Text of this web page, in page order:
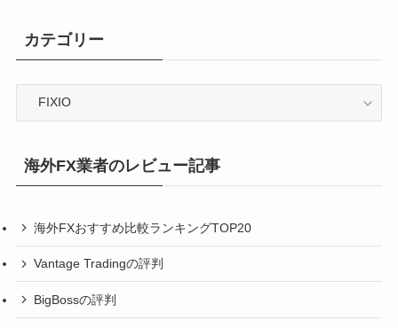
カテゴリー
ー海外FX業者のレビュー記事
海外FXおすすめ比較ランキングTOP20
Vantage Tradingの評判
BigBossの評判